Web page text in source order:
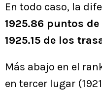
En todo caso, la
1925.86 puntos
1925.15 de los
Más abajo en el
en tercer lugar